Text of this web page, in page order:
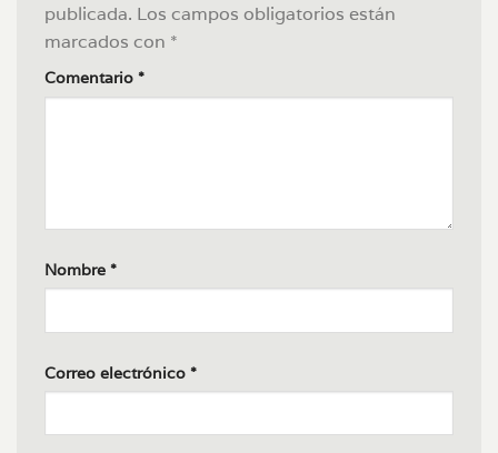
publicada. Los campos obligatorios están
marcados con *
Comentario *
Nombre *
Correo electrónico *